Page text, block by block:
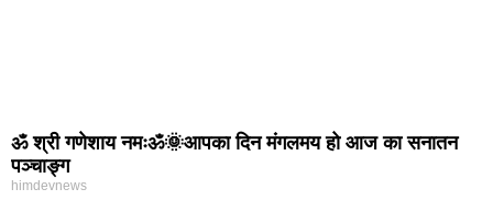
ॐ श्री गणेशाय नमःॐ🌞आपका दिन मंगलमय हो आज का सनातन
पञ्चाङ्ग
himdevnews